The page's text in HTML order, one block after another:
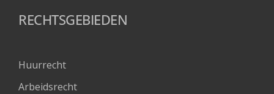
RECHTSGEBIEDEN
Huurrecht
Arbeidsrecht